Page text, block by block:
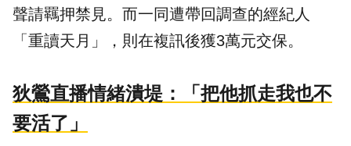
聲請羈押禁見。而一同遭帶回調查的經紀人
「重讀天月」，則在複訊後獲3萬元交保。
狄鶯直播情緒潰堤：「把他抓走我也不
要活了」